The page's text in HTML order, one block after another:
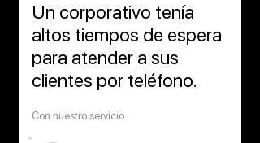
Un corporativo tenía
altos tiempos de espera
para atender a sus
clientes por teléfono.
Con nuestro servicio